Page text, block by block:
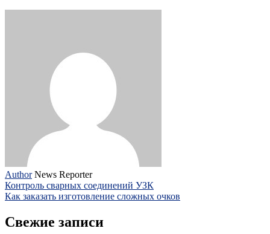
Author News Reporter
Контроль сварных соединений УЗК
Как заказать изготовление сложных очков
Свежие записи